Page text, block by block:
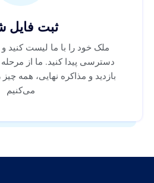
ثبت فایل
ملک خود را با ما لیست کنید و
دسترسی پیدا کنید. ما از
بازدید و مذاکره نهایی، همه‌
می‌کنیم